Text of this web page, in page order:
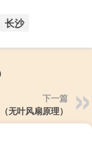
长沙
下一篇
无叶风扇原理）